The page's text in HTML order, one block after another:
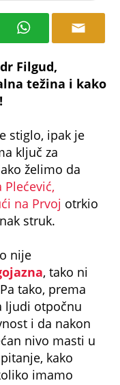
Filgud,
težina i kako
stiglo, ipak je
ključ za
želimo da
Plećević,
na Prvoj otrkio
struk.
nije
, tako ni
tako, prema
ljudi otpočnu
i da nakon
nivo masti u
kako
imamo